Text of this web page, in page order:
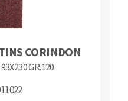
CORINDON
GR.120